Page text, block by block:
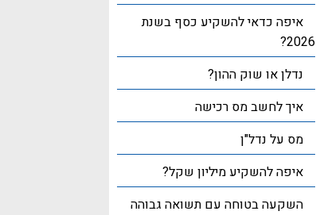
איפה כדאי להשקיע כסף בשנת
2026?
נדלן או שוק ההון?
איך לחשב מס רכישה
מס על נדל"ן
איפה להשקיע מיליון שקל?
השקעה בטוחה עם תשואה גבוהה